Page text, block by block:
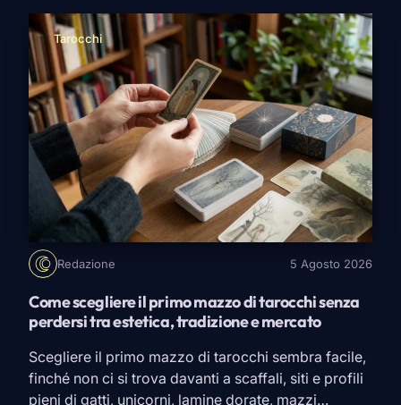
tornano persino a sorridere con chi le ha ferite. Ma
dimenticare è un’altra faccenda. Secondo […]
Tarocchi
Redazione 5 Agosto 2026
Come scegliere il primo mazzo di tarocchi senza
perdersi tra estetica, tradizione e mercato
Scegliere il primo mazzo di tarocchi sembra facile,
finché non ci si trova davanti a scaffali, siti e profili
pieni di gatti, unicorni, lamine dorate, mazzi